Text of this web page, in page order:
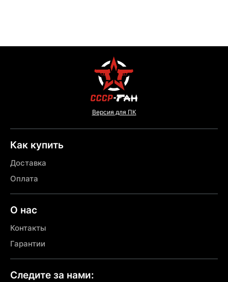
Версия для ПК
Как купить
Доставка
Оплата
О нас
Контакты
Гарантии
Следите за нами: